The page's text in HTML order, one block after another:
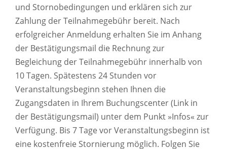
und Stornobedingungen und erklären sich zur
Zahlung der Teilnahmegebühr bereit. Nach
erfolgreicher Anmeldung erhalten Sie im Anhang
der Bestätigungsmail die Rechnung zur
Begleichung der Teilnahmegebühr innerhalb von
10 Tagen. Spätestens 24 Stunden vor
Veranstaltungsbeginn stehen Ihnen die
Zugangsdaten in Ihrem Buchungscenter (Link in
der Bestätigungsmail) unter dem Punkt »Infos« zur
Verfügung. Bis 7 Tage vor Veranstaltungsbeginn ist
eine kostenfreie Stornierung möglich. Folgen Sie